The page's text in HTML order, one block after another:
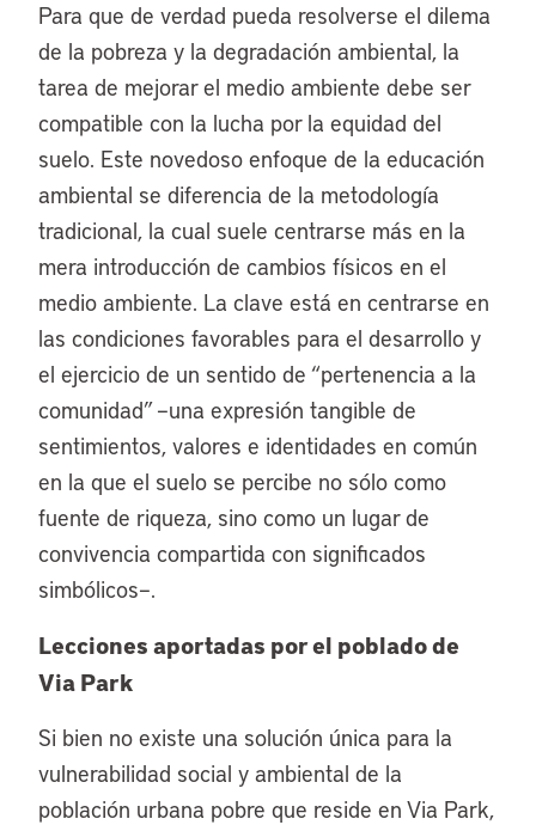
Para que de verdad pueda resolverse el dilema
de la pobreza y la degradación ambiental, la
tarea de mejorar el medio ambiente debe ser
compatible con la lucha por la equidad del
suelo. Este novedoso enfoque de la educación
ambiental se diferencia de la metodología
tradicional, la cual suele centrarse más en la
mera introducción de cambios físicos en el
medio ambiente. La clave está en centrarse en
las condiciones favorables para el desarrollo y
el ejercicio de un sentido de “pertenencia a la
comunidad” –una expresión tangible de
sentimientos, valores e identidades en común
en la que el suelo se percibe no sólo como
fuente de riqueza, sino como un lugar de
convivencia compartida con significados
simbólicos–.
Lecciones aportadas por el poblado de
Via Park
Si bien no existe una solución única para la
vulnerabilidad social y ambiental de la
población urbana pobre que reside en Via Park,